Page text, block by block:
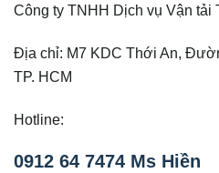
Công ty TNHH Dịch vụ Vận tải
Địa chỉ: M7 KDC Thới An,
TP. HCM
Hotline:
0912 64 7474 Ms Hiền